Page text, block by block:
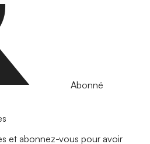
Abonné
et abonnez-vous pour avoir